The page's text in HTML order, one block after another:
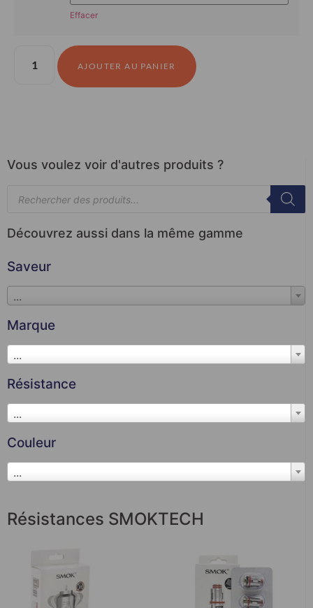
Effacer
AJOUTER AU PANIER
Vous voulez voir d'autres produits ?
Découvrez aussi dans la même gamme
Saveur
...
Marque
...
Résistance
...
Couleur
...
Résistances SMOKTECH